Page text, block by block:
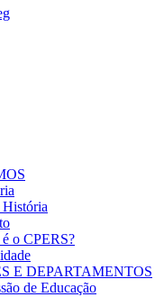
História
o CPERS?
E DEPARTAMENTOS
de Educação